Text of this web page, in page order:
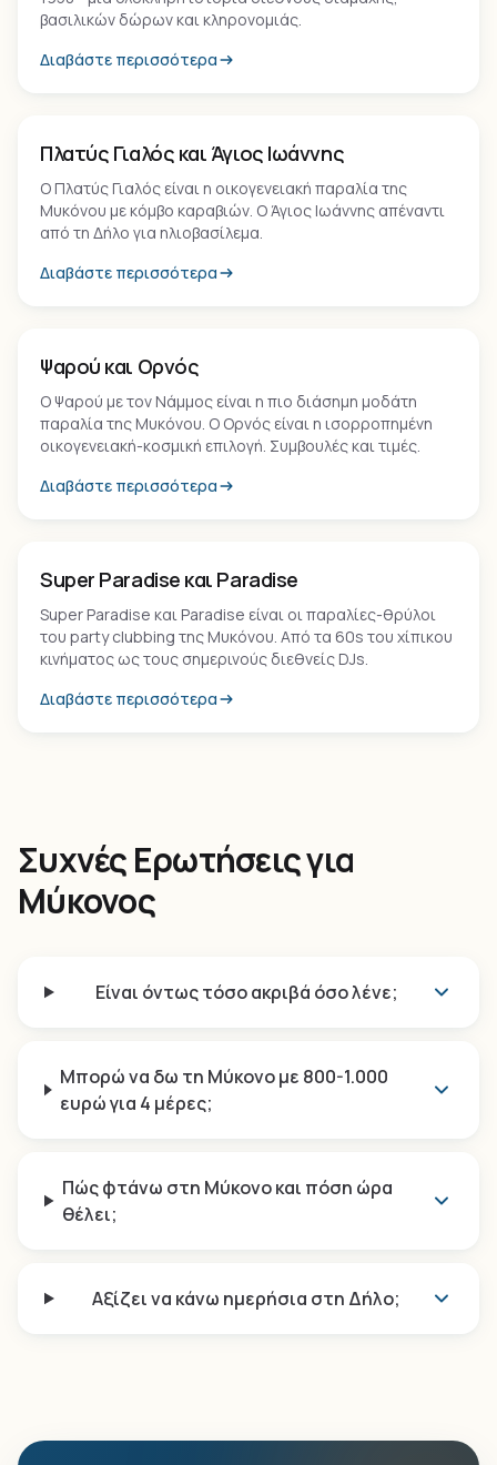
βασιλικών δώρων και κληρονομιάς.
Διαβάστε περισσότερα
Παραλία
Πλατύς Γιαλός και Άγιος Ιωάννης
Ο Πλατύς Γιαλός είναι η οικογενειακή παραλία της
Μυκόνου με κόμβο καραβιών. Ο Άγιος Ιωάννης απέναντι
από τη Δήλο για ηλιοβασίλεμα.
Διαβάστε περισσότερα
Παραλία
Ψαρού και Ορνός
Ο Ψαρού με τον Νάμμος είναι η πιο διάσημη μοδάτη
παραλία της Μυκόνου. Ο Ορνός είναι η ισορροπημένη
οικογενειακή-κοσμική επιλογή. Συμβουλές και τιμές.
Διαβάστε περισσότερα
Super Paradise και Paradise
Super Paradise και Paradise είναι οι παραλίες-θρύλοι
του party clubbing της Μυκόνου. Από τα 60s του χίπικου
κινήματος ως τους σημερινούς διεθνείς DJs.
Διαβάστε περισσότερα
Συχνές Ερωτήσεις για
Μύκονος
Είναι όντως τόσο ακριβά όσο λένε;
Μπορώ να δω τη Μύκονο με 800-1.000
ευρώ για 4 μέρες;
Πώς φτάνω στη Μύκονο και πόση ώρα
θέλει;
Αξίζει να κάνω ημερήσια στη Δήλο;